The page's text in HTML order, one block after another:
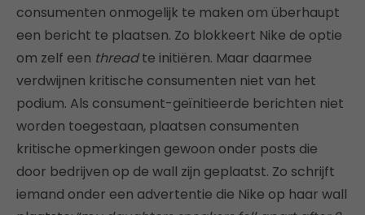
consumenten onmogelijk te maken om überhaupt
een bericht te plaatsen. Zo blokkeert Nike de optie
om zelf een threadte initiëren. Maar daarmee
verdwijnen kritische consumenten niet van het
podium. Als consument-geïnitieerde berichten niet
worden toegestaan, plaatsen consumenten
kritische opmerkingen gewoon onder posts die
door bedrijven op de wall zijn geplaatst. Zo schrijft
iemand onder een advertentie die Nike op haar wall